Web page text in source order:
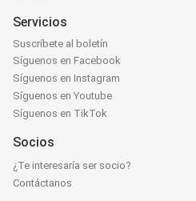
Servicios
Suscríbete al boletín
Síguenos en Facebook
Síguenos en Instagram
Síguenos en Youtube
Síguenos en TikTok
Socios
¿Te interesaría ser socio?
Contáctanos